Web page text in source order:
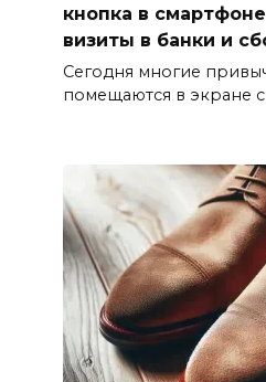
кнопка в
визиты в банки и
Сегодня многие
помещаются в экране